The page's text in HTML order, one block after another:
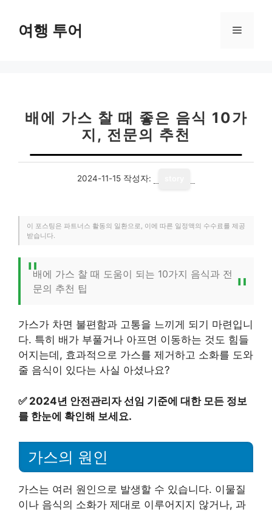
여행 투어 메
배에 가스 찰 때 좋은 음식 10가
지, 전문의 추천
2024-11-15 작성자:
이 포스팅은 파트너스 활동의 일환으로, 이에 따른 일정액의 수수료를 제공
받습니다.
배에 가스 찰 때 도움이 되는 10가지 음식과 전
문의 추천 팁
가스가 차면 불편함과 고통을 느끼게 되기 마련입니
다. 특히 배가 부풀거나 아프면 이동하는 것도 힘들
어지는데, 효과적으로 가스를 제거하고 소화를 도와
줄 음식이 있다는 사실 아셨나요?
✅ 2024년 안전관리자 선임 기준에 대한 모든 정보
를 한눈에 확인해 보세요.
가스의 원인
가스는 여러 원인으로 발생할 수 있습니다. 이물질
이나 음식의 소화가 제대로 이루어지지 않거나, 과